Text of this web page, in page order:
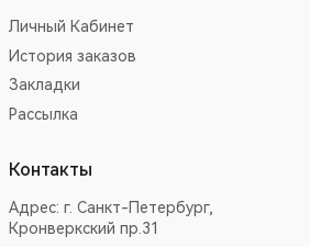
Личный Кабинет
История заказов
Закладки
Рассылка
Контакты
Адрес: г. Санкт-Петербург,
Кронверкский пр.31